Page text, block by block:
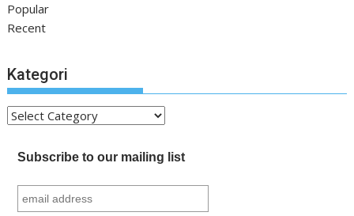
Popular
Recent
Kategori
Kategori
Subscribe to our mailing list